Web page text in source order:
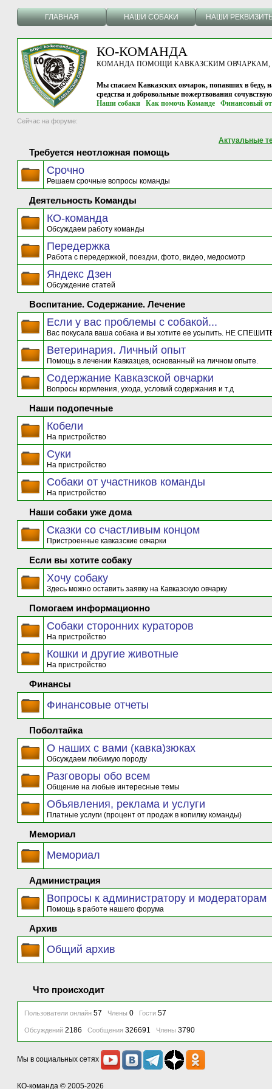
ГЛАВНАЯ НАШИ СОБАКИ НАШИ
КО-КОМАНДА
КОМАНДА ПОМОЩИ КАВКАЗСКИМ ОВЧАРКАМ, г.
Мы спасаем Кавказских овчарок, попавших в беду,
средства и добровольные пожертвования
Наши собаки
Как помочь Команде Финансовый
Сейчас на форуме:
Актуальные
Требуется неотложная помощь
Срочно
Решаем срочные вопросы команды
Деятельность Команды
КО-команда
Обсуждаем работу команды
Передержка
Работа с передержкой, поездки, фото, видео, медосмотр
Яндекс Дзен
Обсуждение статей
Воспитание. Содержание. Лечение
Если у вас проблемы с собакой...
Вас покусала ваша собака и вы хотите ее усыпить. НЕ
Ветеринария. Личный опыт
Помощь в лечении Кавказцев, основанный на личном опыте.
Содержание Кавказской овчарки
Вопросы кормления, ухода, условий содержания и т.д
Наши подопечные
Кобели
На пристройство
Суки
На пристройство
Собаки от участников команды
На пристройство
Наши собаки уже дома
Сказки со счастливым концом
Пристроенные кавказские овчарки
Если вы хотите собаку
Хочу собаку
Здесь можно оставить заявку на Кавказскую овчарку
Помогаем информационно
Собаки сторонних кураторов
На пристройство
Кошки и другие животные
На пристройство
Финансы
Финансовые отчеты
Поболтайка
О наших с вами (кавка)зюках
Обсуждаем любимую породу
Разговоры обо всем
Общение на любые интересные темы
Объявления, реклама и услуги
Платные услуги (процент от продаж в копилку команды)
Мемориал
Мемориал
Администрация
Вопросы к администратору и модераторам
Помощь в работе нашего форума
Архив
Общий архив
Что происходит
Пользователи онлайн 57 Члены 0 Гости 57
Обсуждений 2186 Сообщения 326691 Члены 3790
Мы в социальных сетях
КО-команда © 2005-2026